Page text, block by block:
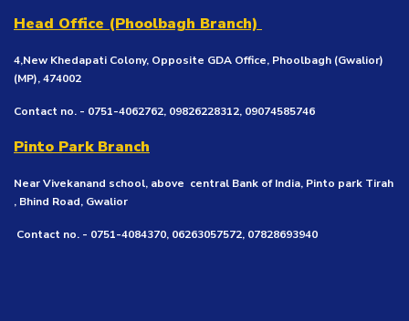
Head Office (Phoolbagh Branch)
4,New Khedapati Colony, Opposite GDA Office, Phoolbagh (Gwalior)
(MP), 474002
Contact no. - 0751-4062762, 09826228312, 09074585746
Pinto Park Branch
Near Vivekanand school, above central Bank of India, Pinto park Tirah
, Bhind Road, Gwalior
Contact no. - 0751-4084370, 06263057572, 07828693940